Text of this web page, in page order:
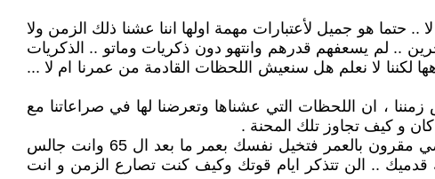
هو جميل لأعتبارات مهمة اولها اننا عشنا ذلك الزمن ولا
.. لم يسعفهم قدرهم وانتهو دون ذكريات وماتو .. الذكريات
لكننا لا نعلم هل سنعيش اللحظات القادمة من عمرنا ام لا ...
، ان اللحظات التي عشناها وتعرضنا لها في صراعاتنا مع
الان نأتي الى اهم نقطة تجعل الذكريات والصراعات مع الحياة للزمن الماضي زمن جميل . وكما قلنا ان الزمن الماضي مقرون بالعمر فتخيل نفسك بعمر ما بعد ال 65 وانت جالس
.. الن تتذكر ايام قوتك وكيف كنت تصارع الزمن و انت